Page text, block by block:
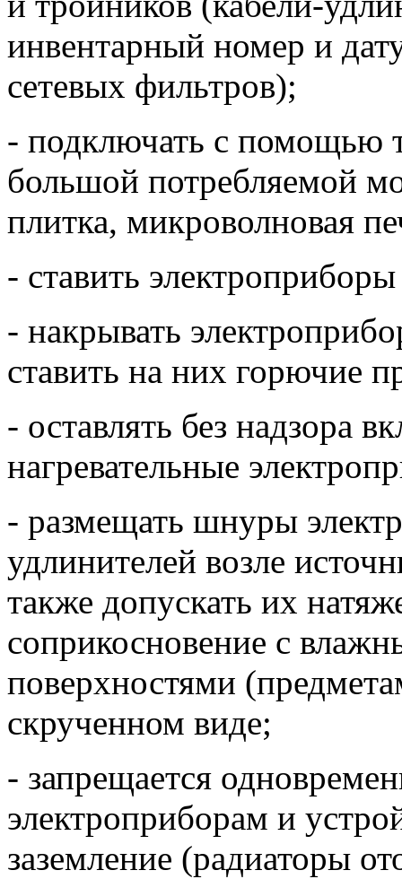
инвентарный номер и
сетевых фильтров);
- подключать с помощью
большой потребляемой
плитка, микроволновая
- ставить
- накрывать
ставить на них горючие
- оставлять без надзора
нагревательные
- размещать шнуры
удлинителей возле
также допускать их
соприкосновение с
поверхностями
скрученном виде;
- запрещается
электроприборам и
заземление (радиаторы